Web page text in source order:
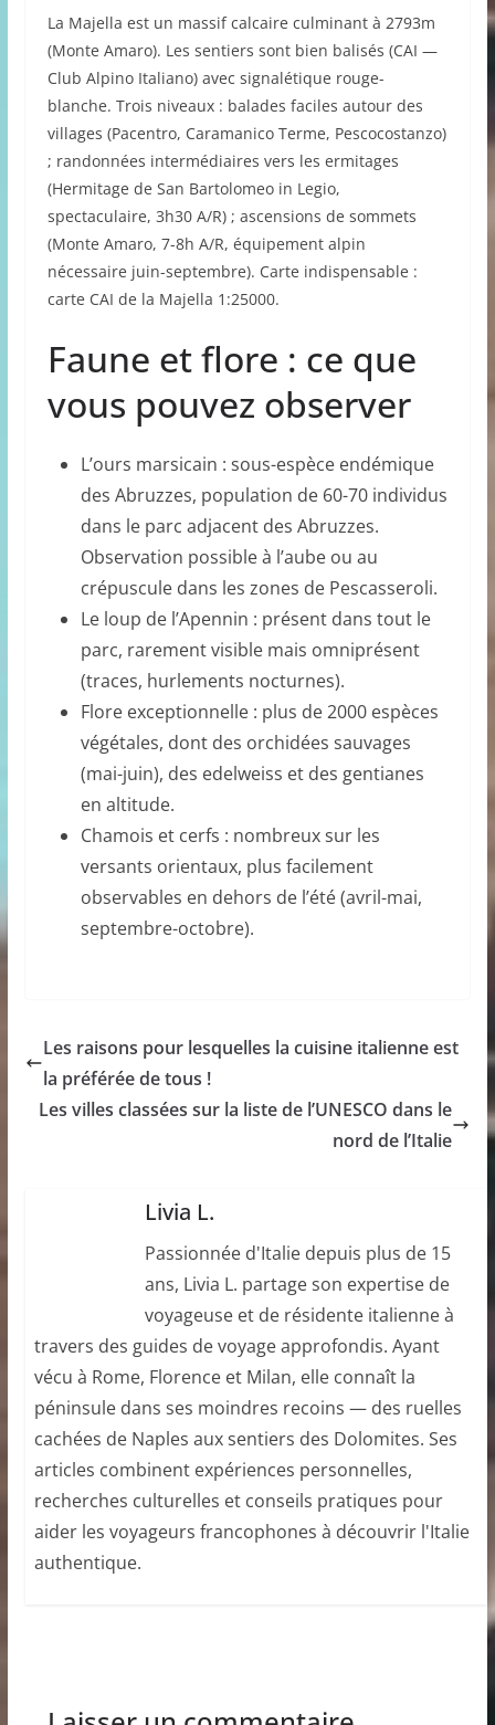
La Majella est un massif calcaire culminant à 2793m
(Monte Amaro). Les sentiers sont bien balisés (CAI —
Club Alpino Italiano) avec signalétique rouge-
blanche. Trois niveaux : balades faciles autour des
villages (Pacentro, Caramanico Terme, Pescocostanzo)
; randonnées intermédiaires vers les ermitages
(Hermitage de San Bartolomeo in Legio,
spectaculaire, 3h30 A/R) ; ascensions de sommets
(Monte Amaro, 7-8h A/R, équipement alpin
nécessaire juin-septembre). Carte indispensable :
carte CAI de la Majella 1:25000.
Faune et flore : ce que
vous pouvez observer
L’ours marsicain : sous-espèce endémique
des Abruzzes, population de 60-70 individus
dans le parc adjacent des Abruzzes.
Observation possible à l’aube ou au
crépuscule dans les zones de Pescasseroli.
Le loup de l’Apennin : présent dans tout le
parc, rarement visible mais omniprésent
(traces, hurlements nocturnes).
Flore exceptionnelle : plus de 2000 espèces
végétales, dont des orchidées sauvages
(mai-juin), des edelweiss et des gentianes
en altitude.
Chamois et cerfs : nombreux sur les
versants orientaux, plus facilement
observables en dehors de l’été (avril-mai,
septembre-octobre).
Les raisons pour lesquelles la cuisine italienne est
la préférée de tous !
Les villes classées sur la liste de l’UNESCO dans le
nord de l’Italie
Livia L.
Passionnée d'Italie depuis plus de 15
ans, Livia L. partage son expertise de
voyageuse et de résidente italienne à
travers des guides de voyage approfondis. Ayant
vécu à Rome, Florence et Milan, elle connaît la
péninsule dans ses moindres recoins — des ruelles
cachées de Naples aux sentiers des Dolomites. Ses
articles combinent expériences personnelles,
recherches culturelles et conseils pratiques pour
aider les voyageurs francophones à découvrir l'Italie
authentique.